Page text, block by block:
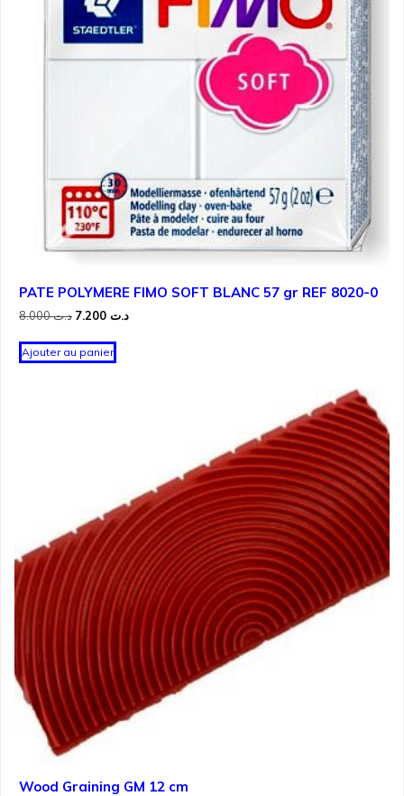
PATE POLYMERE FIMO SOFT BLANC 57 gr REF 8020-0
د.ت8.000
Le
initial
était :
د.تLe
Ajouter au panier
Wood Graining GM 12 cm